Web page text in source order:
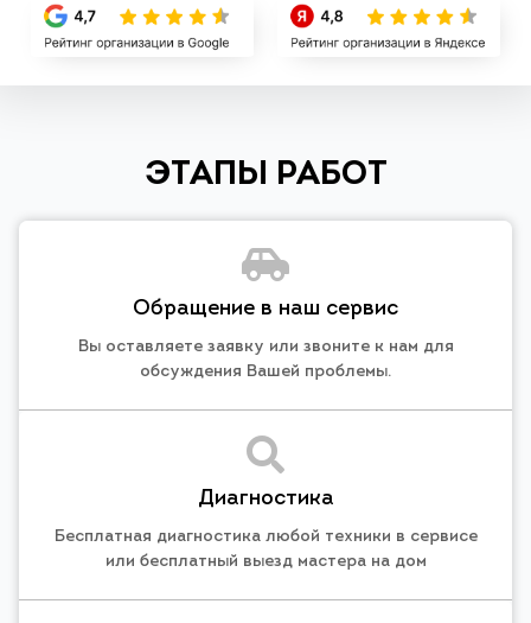
ЭТАПЫ РАБОТ
Обращение в наш сервис
Вы оставляете заявку или звоните к нам для
обсуждения Вашей проблемы.
Диагностика
Бесплатная диагностика любой техники в сервисе
или бесплатный выезд мастера на дом